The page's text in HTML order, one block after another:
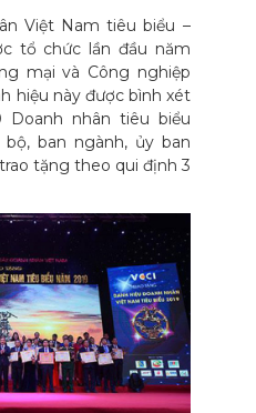
Việt Nam tiêu biểu –
tổ chức lần đầu năm
mại và Công nghiệp
hiệu này được bình xét
nhân tiêu biểu
ban ngành, ủy ban
tặng theo qui định 3